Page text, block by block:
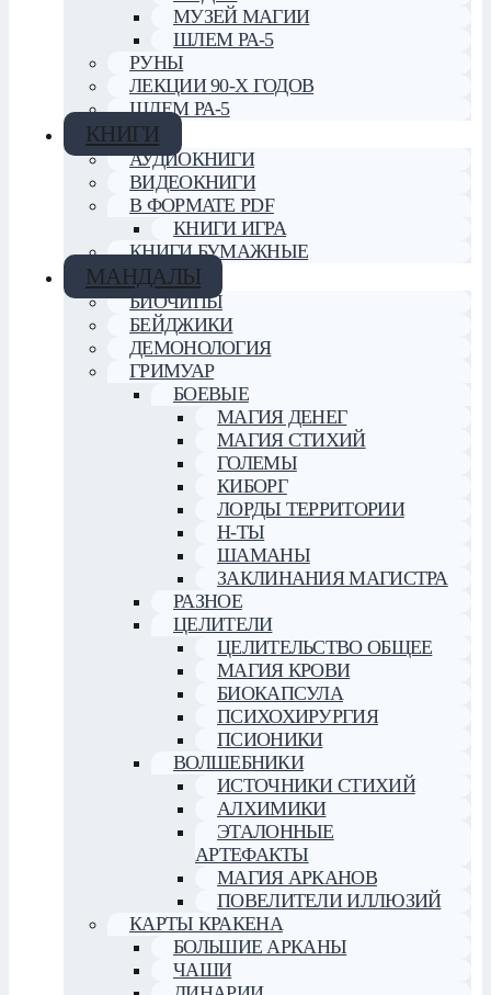
МУЗЕЙ МАГИИ
ШЛЕМ РА-5
РУНЫ
ЛЕКЦИИ 90-Х ГОДОВ
ШЛЕМ РА-5
КНИГИ
АУДИОКНИГИ
ВИДЕОКНИГИ
В ФОРМАТЕ PDF
КНИГИ ИГРА
КНИГИ БУМАЖНЫЕ
МАНДАЛЫ
БИОЧИПЫ
БЕЙДЖИКИ
ДЕМОНОЛОГИЯ
ГРИМУАР
БОЕВЫЕ
МАГИЯ ДЕНЕГ
МАГИЯ СТИХИЙ
ГОЛЕМЫ
КИБОРГ
ЛОРДЫ ТЕРРИТОРИИ
Н-ТЫ
ШАМАНЫ
ЗАКЛИНАНИЯ МАГИСТРА
РАЗНОЕ
ЦЕЛИТЕЛИ
ЦЕЛИТЕЛЬСТВО ОБЩЕЕ
МАГИЯ КРОВИ
БИОКАПСУЛА
ПСИХОХИРУРГИЯ
ПСИОНИКИ
ВОЛШЕБНИКИ
ИСТОЧНИКИ СТИХИЙ
АЛХИМИКИ
ЭТАЛОННЫЕ
АРТЕФАКТЫ
МАГИЯ АРКАНОВ
ПОВЕЛИТЕЛИ ИЛЛЮЗИЙ
КАРТЫ КРАКЕНА
БОЛЬШИЕ АРКАНЫ
ЧАШИ